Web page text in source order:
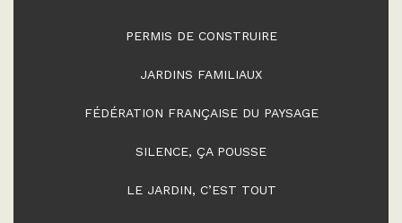
PERMIS DE CONSTRUIRE
JARDINS FAMILIAUX
FÉDÉRATION FRANÇAISE DU PAYSAGE
SILENCE, ÇA POUSSE
LE JARDIN, C’EST TOUT